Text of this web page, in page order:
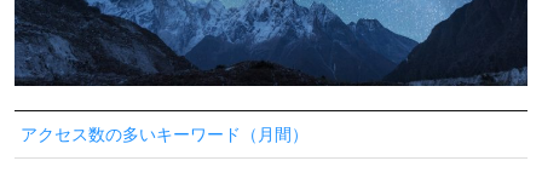
アクセス数の多いキーワード（月間）